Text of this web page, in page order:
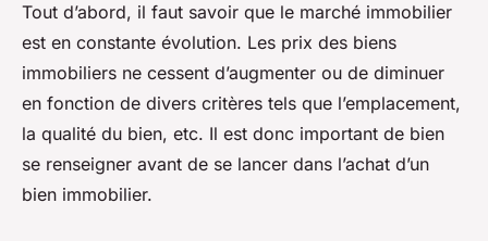
Tout d’abord, il faut savoir que le marché immobilier
est en constante évolution. Les prix des biens
immobiliers ne cessent d’augmenter ou de diminuer
en fonction de divers critères tels que l’emplacement,
la qualité du bien, etc. Il est donc important de bien
se renseigner avant de se lancer dans l’achat d’un
bien immobilier.